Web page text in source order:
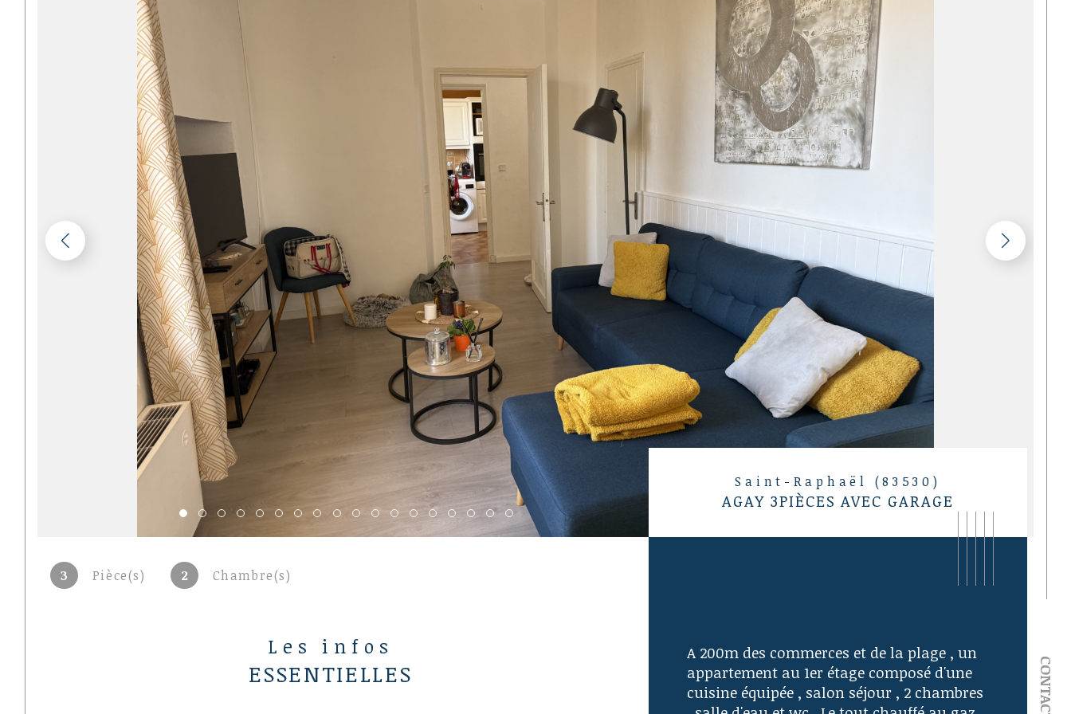
CONTACT
Saint-Raphaël (83530)
AGAY 3PIÈCES AVEC GARAGE
3 Pièce(s) 2 Chambre(s)
Les infos
ESSENTIELLES
A 200m des commerces et de la plage , un
appartement au 1er étage composé d'une
cuisine équipée , salon séjour , 2 chambres